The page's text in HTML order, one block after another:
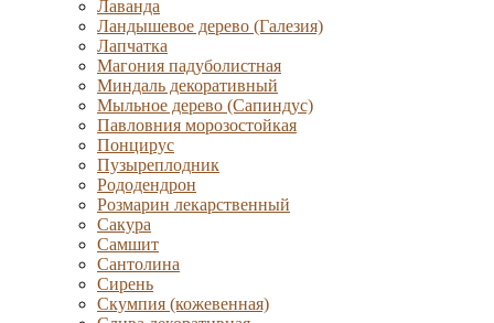
Лаванда
Ландышевое дерево (Галезия)
Лапчатка
Магония падуболистная
Миндаль декоративный
Мыльное дерево (Сапиндус)
Павловния морозостойкая
Понцирус
Пузыреплодник
Рододендрон
Розмарин лекарственный
Сакура
Самшит
Сантолина
Сирень
Скумпия (кожевенная)